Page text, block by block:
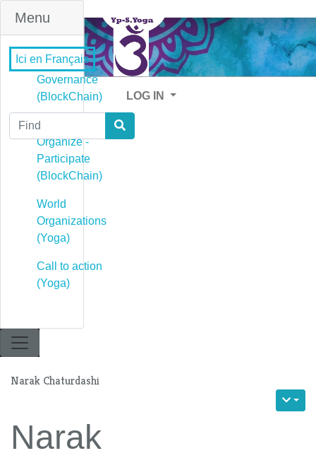
Menu
Governance
(BlockChain)
Governance -
Organize -
Participate
(BlockChain)
World
Organizations
(Yoga)
Call to action
(Yoga)
Ici en Français
LOG IN
Find
Narak Chaturdashi
Narak